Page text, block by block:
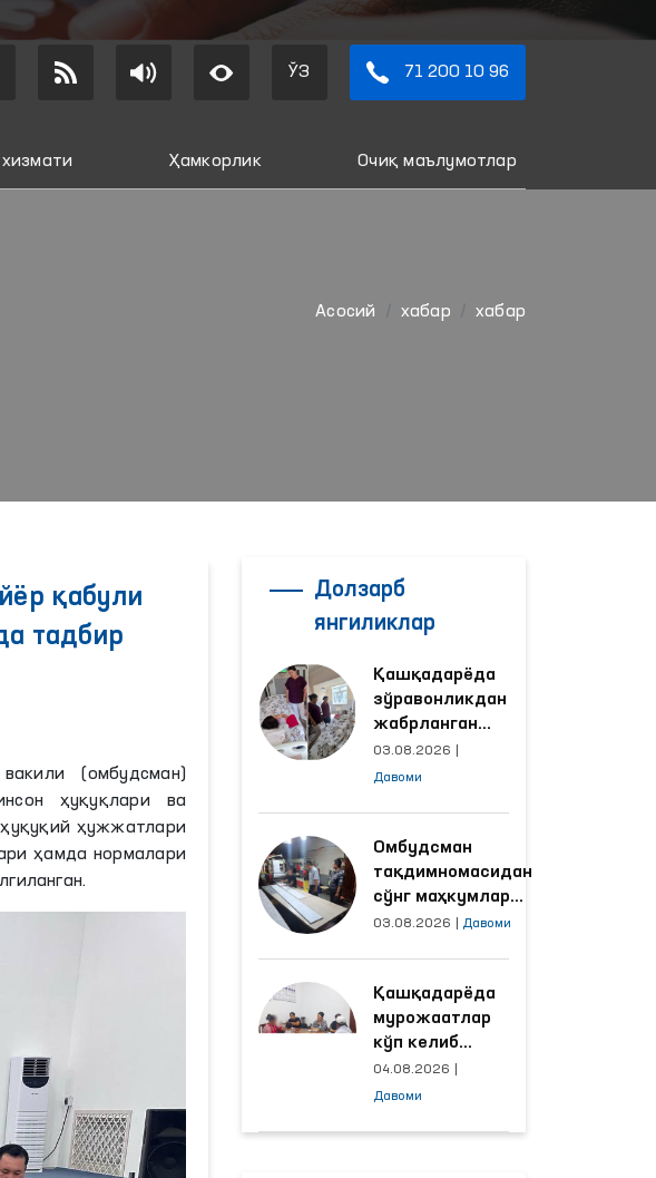
ЎЗ 71 200 10 96
Ҳамкорлик Очиқ маълумотлар
Aсосий хабар хабар
қабули
тадбир
(омбудсман)
ҳуқуқлари ва
ҳужжатлари
ҳамда нормалари
Долзарб
янгиликлар
Қашқадарёда
зўравонликдан
жабрланган
аёлнинг ҳолати
Омбудсман
03.08.2026
Давоми
Омбудсман
тақдимномасидан
сўнг маҳкумлар
меҳнат қилаётган
яхшиланди
03.08.2026 Давоми
Қашқадарёда
мурожаатлар
кўп келиб
тушаётган
ҳудудлар
04.08.2026
Давоми